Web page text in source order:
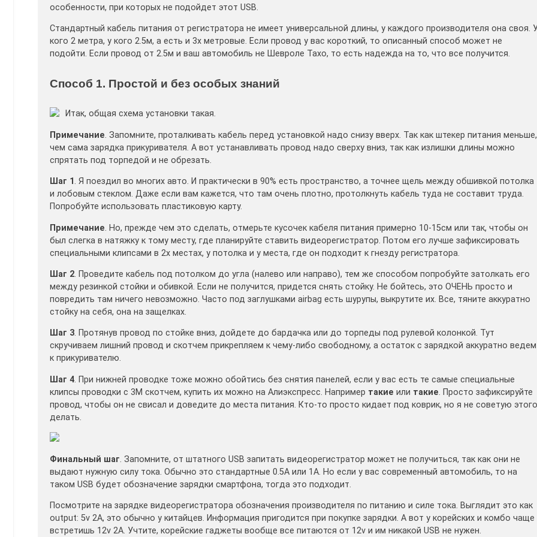
особенности, при которых не подойдет этот USB.
Стандартный кабель питания от регистратора не имеет универсальной длины, у каждого производителя она своя.
кого 2 метра, у кого 2.5м, а есть и 3х метровые. Если провод у вас короткий, то описанный способ может не
подойти. Если провод от 2.5м и ваш автомобиль не Шевроле Тахо, то есть надежда на то, что все получится.
Способ 1. Простой и без особых знаний
Итак, общая схема установки такая.
Примечание. Запомните, проталкивать кабель перед установкой надо снизу вверх. Так как штекер питания меньше,
чем сама зарядка прикуривателя. А вот устанавливать провод надо сверху вниз, так как излишки длины можно
спрятать под торпедой и не обрезать.
Шаг 1 . Я поездил во многих авто. И практически в 90% есть пространство, а точнее щель между обшивкой потолка
и лобовым стеклом. Даже если вам кажется, что там очень плотно, протолкнуть кабель туда не составит труда.
Попробуйте использовать пластиковую карту.
Примечание. Но, прежде чем это сделать, отмерьте кусочек кабеля питания примерно 10-15см или так, чтобы он
был слегка в натяжку к тому месту, где планируйте ставить видеорегистратор. Потом его лучше зафиксировать
специальными клипсами в 2х местах, у потолка и у места, где он подходит к гнезду регистратора.
Шаг 2. Проведите кабель под потолком до угла (налево или направо), тем же способом попробуйте затолкать его
между резинкой стойки и обивкой. Если не получится, придется снять стойку. Не бойтесь, это ОЧЕНЬ просто и
повредить там ничего невозможно. Часто под заглушками airbag есть шурупы, выкрутите их. Все, тяните аккуратно
стойку на себя, она на защелках.
Шаг 3. Протянув провод по стойке вниз, дойдете до бардачка или до торпеды под рулевой колонкой. Тут
скручиваем лишний провод и скотчем прикрепляем к чему-либо свободному, а остаток с зарядкой аккуратно ведем
к прикуривателю.
Шаг 4. При нижней проводке тоже можно обойтись без снятия панелей, если у вас есть те самые специальные
клипсы проводки с 3М скотчем, купить их можно на Алиэкспресс. Например такие или такие. Просто зафиксируйте
провод, чтобы он не свисал и доведите до места питания. Кто-то просто кидает под коврик, но я не советую этого
делать.
Финальный шаг. Запомните, от штатного USB запитать видеорегистратор может не получиться, так как они не
выдают нужную силу тока. Обычно это стандартные 0.5A или 1A. Но если у вас современный автомобиль, то на
таком USB будет обозначение зарядки смартфона, тогда это подходит.
Посмотрите на зарядке видеорегистратора обозначения производителя по питанию и силе тока. Выглядит это как
output: 5v 2A, это обычно у китайцев. Информация пригодится при покупке зарядки. А вот у корейских и комбо чаще
встретишь 12v 2A. Учтите, корейские гаджеты вообще все питаются от 12v и им никакой USB не нужен.